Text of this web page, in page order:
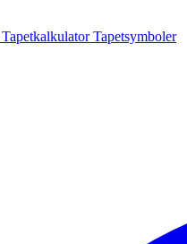
TapetkalkulatorTapetsymboler